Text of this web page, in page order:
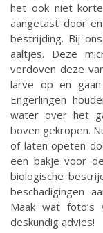
het ook niet
aangetast door
bestrijding. Bij
aaltjes. Deze
verdoven deze
larve op en
Engerlingen
water over het
boven gekropen.
of laten opeten
een bakje voor
biologische
beschadigingen
Maak wat
deskundig advies!